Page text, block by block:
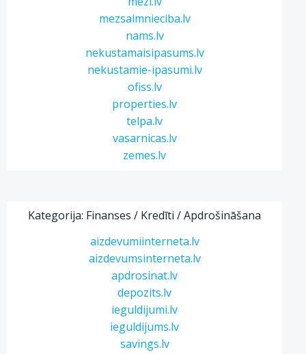
mezsaimnieciba.lv
nams.lv
nekustamaisipasums.lv
nekustamie-ipasumi.lv
ofiss.lv
properties.lv
telpa.lv
vasarnicas.lv
zemes.lv
Kategorija: Finanses / Kredīti / Apdrošināšana
aizdevumiinterneta.lv
aizdevumsinterneta.lv
apdrosinat.lv
depozits.lv
ieguldijumi.lv
ieguldijums.lv
savings.lv